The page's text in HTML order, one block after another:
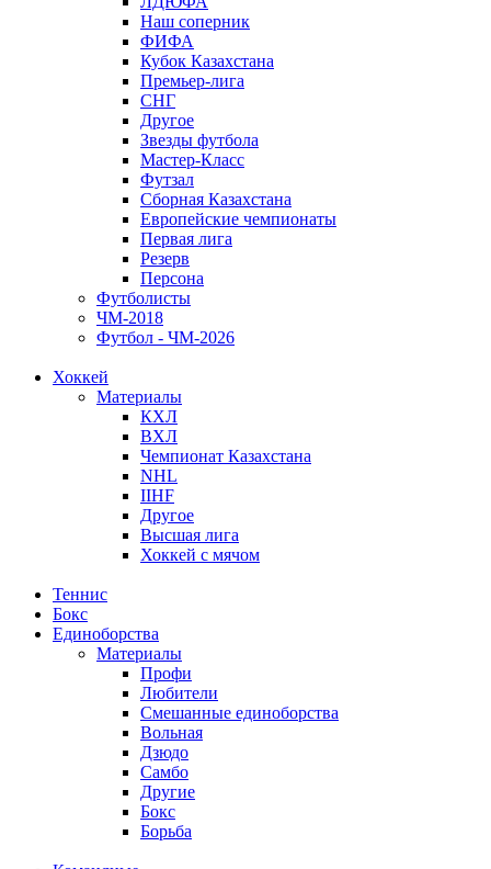
Наш соперник
ФИФА
Кубок Казахстана
Премьер-лига
СНГ
Другое
Звезды футбола
Мастер-Класс
Футзал
Сборная Казахстана
Европейские чемпионаты
Первая лига
Резерв
Персона
Футболисты
ЧМ-2018
Футбол - ЧМ-2026
Хоккей
Материалы
КХЛ
ВХЛ
Чемпионат Казахстана
NHL
IIHF
Другое
Высшая лига
Хоккей с мячом
Теннис
Бокс
Единоборства
Материалы
Профи
Любители
Смешанные единоборства
Вольная
Дзюдо
Самбо
Другие
Бокс
Борьба